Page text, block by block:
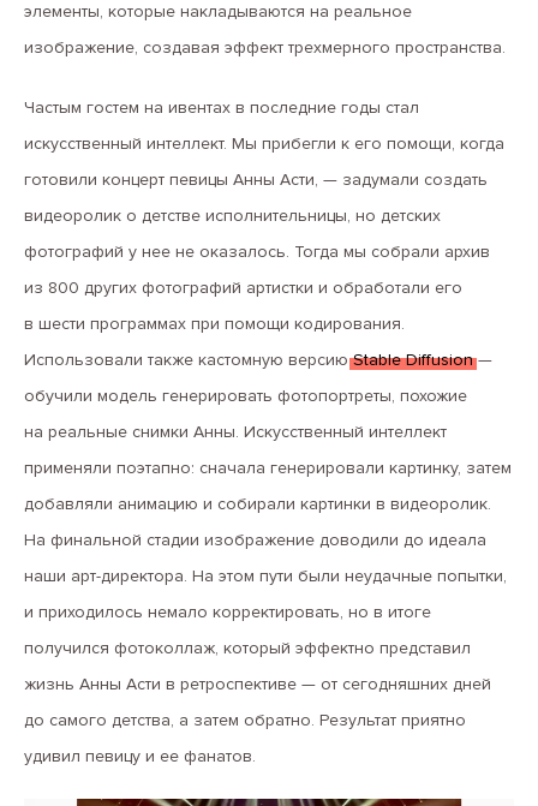
элементы, которые накладываются на реальное
изображение, создавая эффект трехмерного пространства.
Частым гостем на ивентах в последние годы стал
искусственный интеллект. Мы прибегли к его помощи, когда
готовили концерт певицы Анны Асти, — задумали создать
видеоролик о детстве исполнительницы, но детских
фотографий у нее не оказалось. Тогда мы собрали архив
из 800 других фотографий артистки и обработали его
в шести программах при помощи кодирования.
Использовали также кастомную версиюStable Diffusion—
обучили модель генерировать фотопортреты, похожие
на реальные снимки Анны. Искусственный интеллект
применяли поэтапно: сначала генерировали картинку, затем
добавляли анимацию и собирали картинки в видеоролик.
На финальной стадии изображение доводили до идеала
наши арт-директора. На этом пути были неудачные попытки,
и приходилось немало корректировать, но в итоге
получился фотоколлаж, который эффектно представил
жизнь Анны Асти в ретроспективе — от сегодняшних дней
до самого детства, а затем обратно. Результат приятно
удивил певицу и ее фанатов.